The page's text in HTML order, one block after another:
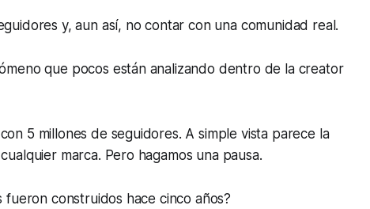
y, aun así, no contar con una comunidad real.
que pocos están analizando dentro de la creator
5 millones de seguidores. A simple vista parece la
marca. Pero hagamos una pausa.
fueron construidos hace cinco años?